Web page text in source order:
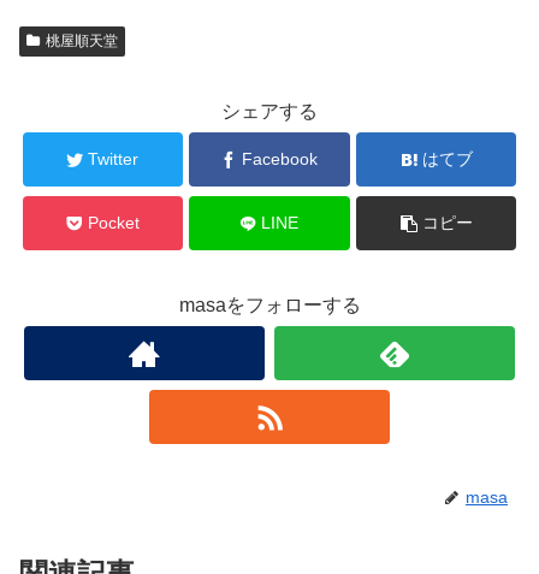
桃屋順天堂
シェアする
Twitter Facebook はてブ
Pocket LINE コピー
masaをフォローする
masa